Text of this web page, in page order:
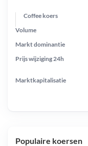
Coffee koers
Prijs wijziging 24h
Markt dominantie
Marktkapitalisatie
Volume
Populaire koersen